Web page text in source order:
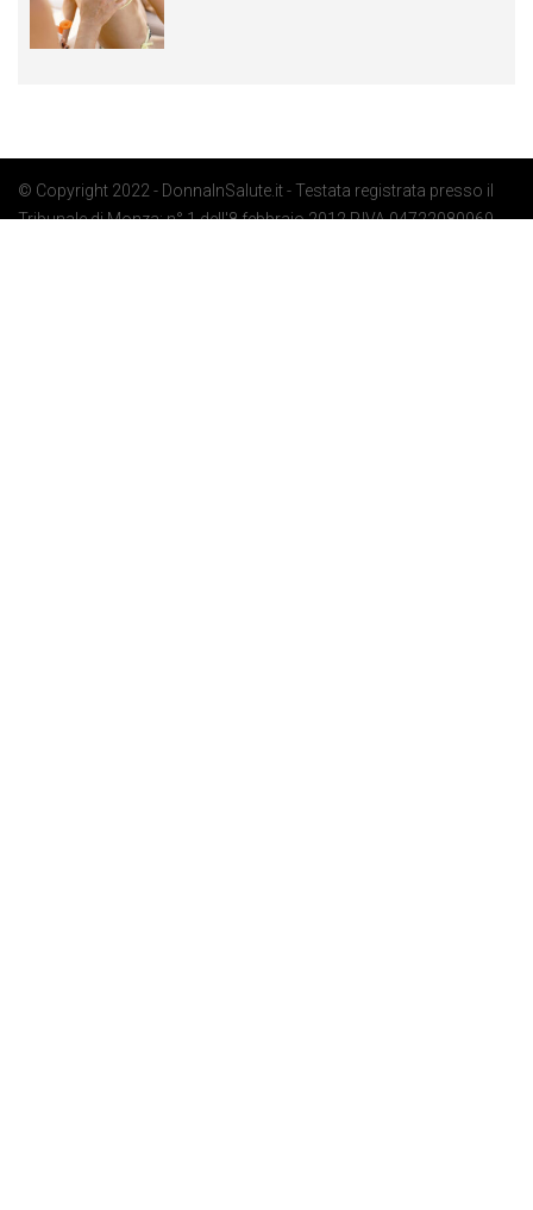
© Copyright 2022 - DonnaInSalute.it - Testata registrata presso il
Tribunale di Monza: n° 1 dell'8 febbraio 2012 P.IVA 04722080969 -